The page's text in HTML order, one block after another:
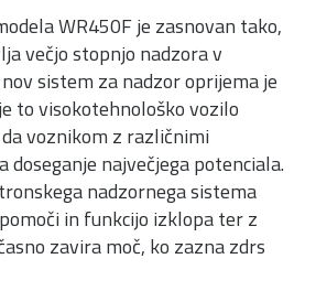
WR450F je zasnovan tako,
večjo stopnjo nadzora v
sistem za nadzor oprijema je
to visokotehnološko vozilo
voznikom z različnimi
doseganje največjega potenciala.
nadzornega sistema
in funkcijo izklopa ter z
zavira moč, ko zazna zdrs